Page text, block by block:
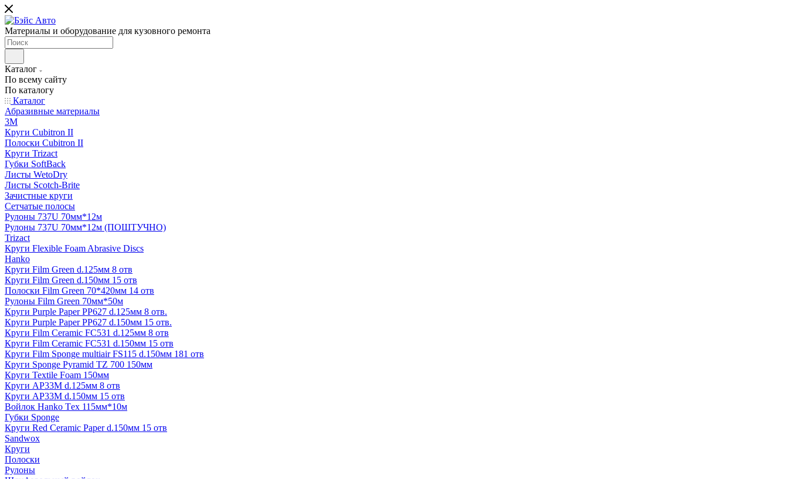
Материалы и оборудование для кузовного ремонта
Каталог
По всему сайту
По каталогу
Каталог
Абразивные материалы
3M
Круги Cubitron II
Полоски Cubitron II
Круги Trizact
Губки SoftBack
Листы WetoDry
Листы Scotch-Brite
Зачистные круги
Сетчатые полосы
Рулоны 737U 70мм*12м
Рулоны 737U 70мм*12м (ПОШТУЧНО)
Trizact
Круги Flexible Foam Abrasive Discs
Hanko
Круги Film Green d.125мм 8 отв
Круги Film Green d.150мм 15 отв
Полоски Film Green 70*420мм 14 отв
Рулоны Film Green 70мм*50м
Круги Purple Paper PP627 d.125мм 8 отв.
Круги Purple Paper PP627 d.150мм 15 отв.
Круги Film Ceramic FC531 d.125мм 8 отв
Круги Film Ceramic FC531 d.150мм 15 отв
Круги Film Sponge multiair FS115 d.150мм 181 отв
Круги Sponge Pyramid TZ 700 150мм
Круги Textile Foam 150мм
Круги AP33M d.125мм 8 отв
Круги AP33M d.150мм 15 отв
Войлок Hanko Tех 115мм*10м
Губки Sponge
Круги Red Ceramic Paper d.150мм 15 отв
Sandwox
Круги
Полоски
Рулоны